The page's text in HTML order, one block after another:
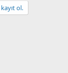
ol.